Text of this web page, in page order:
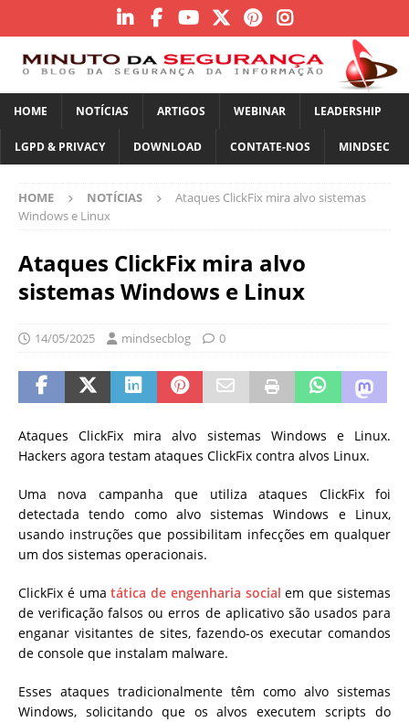
HOME NOTÍCIAS ARTIGOS WEBINAR LEADERSHIP
LGPD & PRIVACY DOWNLOAD CONTATE-NOS MINDSEC
HOME NOTÍCIAS
Ataques ClickFix mira alvo sistemas
Windows e Linux
Ataques ClickFix mira alvo
sistemas Windows e Linux
14/05/2025 mindsecblog 0
Ataques ClickFix mira alvo sistemas Windows e Linux.
Hackers agora testam ataques ClickFix contra alvos Linux.
Uma nova campanha que utiliza ataques ClickFix foi
detectada tendo como alvo sistemas Windows e Linux,
usando instruções que possibilitam infecções em qualquer
um dos sistemas operacionais.
ClickFix é umatática de engenharia social em que sistemas
de verificação falsos ou erros de aplicativo são usados ​​para
enganar visitantes de sites, fazendo-os executar comandos
de console que instalam malware.
Esses ataques tradicionalmente têm como alvo sistemas
Windows, solicitando que os alvos executem scripts do